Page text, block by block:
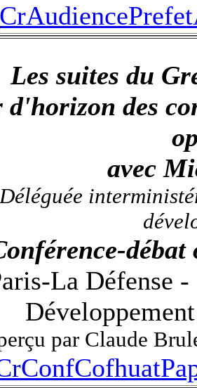
Les suites du
d'horizon des
avec
Déléguée
La Défense
par Claude